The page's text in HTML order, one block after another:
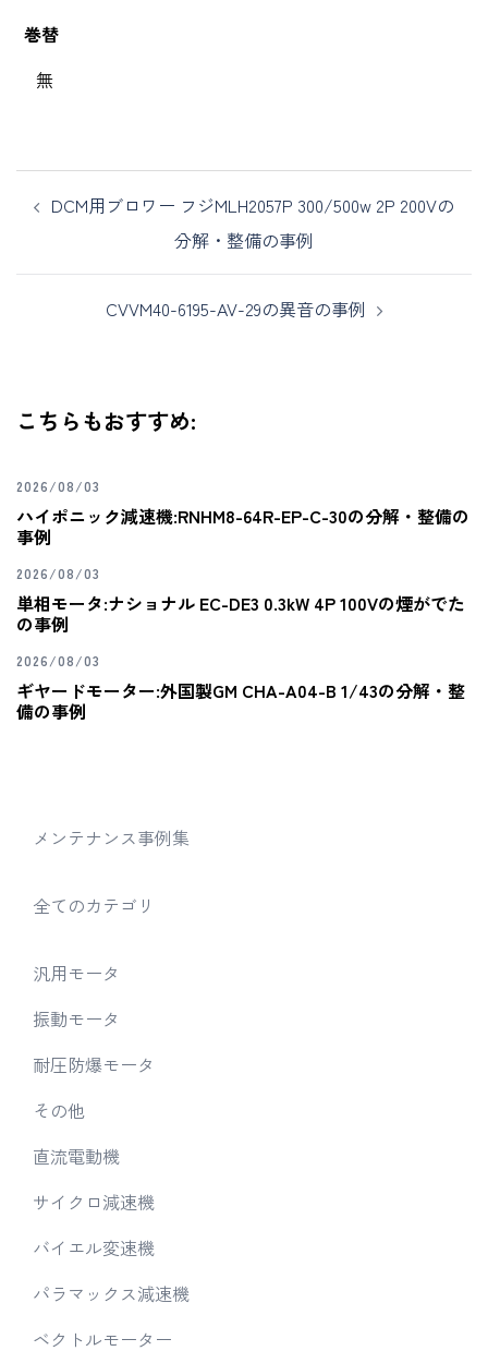
巻替
無
DCM用ブロワー フジMLH2057P 300/500w 2P 200Vの
分解・整備の事例
CVVM40-6195-AV-29の異音の事例
こちらもおすすめ:
2026/08/03
ハイポニック減速機:RNHM8-64R-EP-C-30の分解・整備の
事例
2026/08/03
単相モータ:ナショナル EC-DE3 0.3kW 4P 100Vの煙がでた
の事例
2026/08/03
ギヤードモーター:外国製GM CHA-A04-B 1/43の分解・整
備の事例
メンテナンス事例集
全てのカテゴリ
汎用モータ
振動モータ
耐圧防爆モータ
その他
直流電動機
サイクロ減速機
バイエル変速機
パラマックス減速機
ベクトルモーター